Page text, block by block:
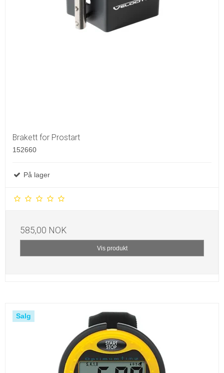
Brakett for Prostart
152660
På lager
585,00 NOK
Vis produkt
Salg